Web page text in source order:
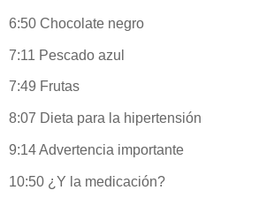
6:50 Chocolate negro
7:11 Pescado azul
7:49 Frutas
8:07 Dieta para la hipertensión
9:14 Advertencia importante
10:50 ¿Y la medicación?